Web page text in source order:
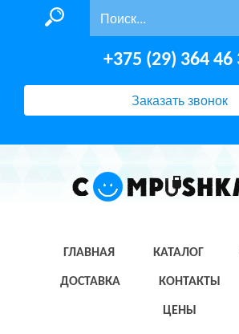
+375 (29) 364 46
Заказать звонок
ГЛАВНАЯ КАТАЛОГ
ДОСТАВКА КОНТАКТЫ
ЦЕНЫ